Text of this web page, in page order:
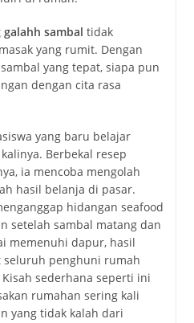
galahh sambal tidak
yang rumit. Dengan
yang tepat, siapa pun
dengan cita rasa
yang baru belajar
Berbekal resep
ia mencoba mengolah
hasil belanja di pasar.
hidangan seafood
setelah sambal matang dan
memenuhi dapur, hasil
penghuni rumah
sederhana seperti ini
rumahan sering kali
yang tidak kalah dari